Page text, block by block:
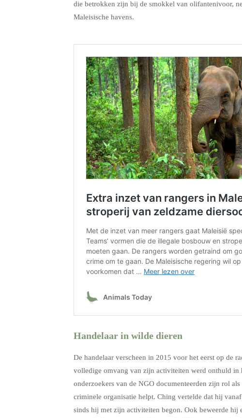
die betrokken zijn bij de smokkel van olifantenivoor,
Maleisische havens.
Handelaar in wilde dieren
De handelaar verscheen in 2015 voor het eerst op de
volledige omvang van zijn activiteiten werd onthuld in
onderzoekers van de NGO documenteerden zijn rol
criminele organisatie helpt. Ching vertelde dat hij
sinds hij met zijn activiteiten begon. Ook beweerde